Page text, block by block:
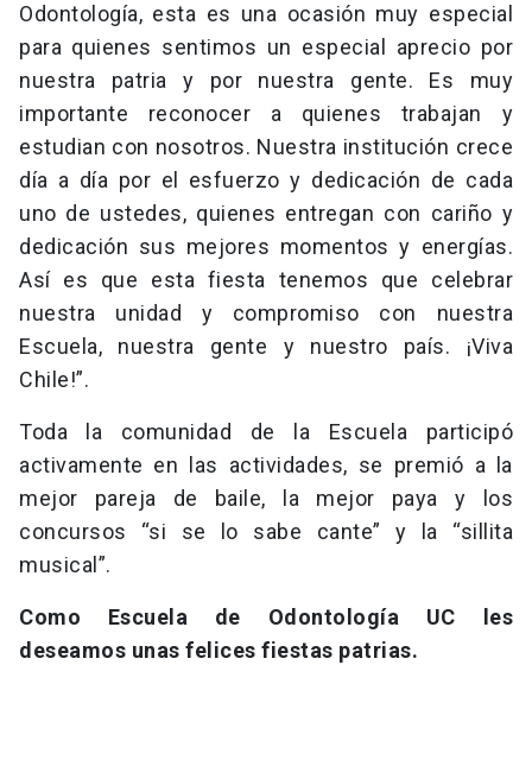
Odontología, esta es una ocasión muy especial
para quienes sentimos un especial aprecio por
nuestra patria y por nuestra gente. Es muy
importante reconocer a quienes trabajan y
estudian con nosotros. Nuestra institución crece
día a día por el esfuerzo y dedicación de cada
uno de ustedes, quienes entregan con cariño y
dedicación sus mejores momentos y energías.
Así es que esta fiesta tenemos que celebrar
nuestra unidad y compromiso con nuestra
Escuela, nuestra gente y nuestro país. ¡Viva
Chile!”.
Toda la comunidad de la Escuela participó
activamente en las actividades, se premió a la
mejor pareja de baile, la mejor paya y los
concursos “si se lo sabe cante” y la “sillita
musical”.
Como Escuela de Odontología UC les
deseamos unas felices fiestas patrias.